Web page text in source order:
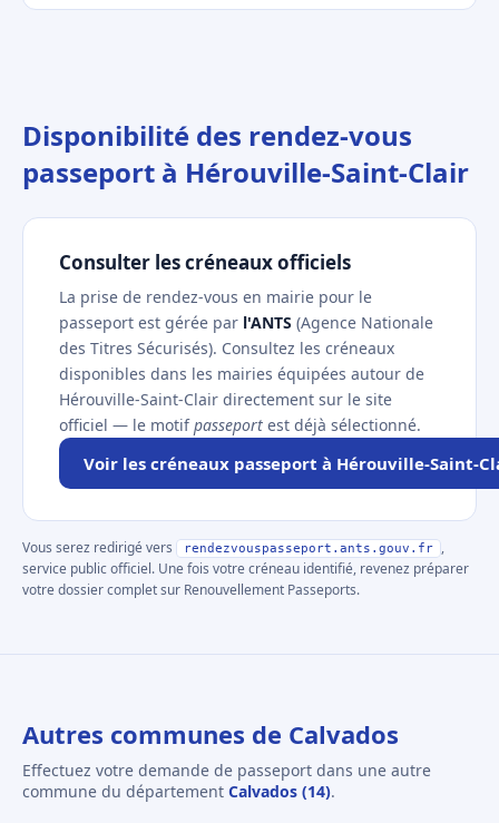
Disponibilité des rendez-vous
passeport à Hérouville-Saint-Clair
Consulter les créneaux officiels
La prise de rendez-vous en mairie pour le
passeport est gérée par l'ANTS (Agence Nationale
des Titres Sécurisés). Consultez les créneaux
disponibles dans les mairies équipées autour de
Hérouville-Saint-Clair directement sur le site
officiel — le motifpasseport est déjà sélectionné.
Voir les créneaux passeport à Hérouville-Saint-
Vous serez redirigé vers rendezvouspasseport.ants.gouv.fr
,
service public officiel. Une fois votre créneau identifié, revenez préparer
votre dossier complet sur Renouvellement Passeports.
Autres communes de Calvados
Effectuez votre demande de passeport dans une autre
commune du département Calvados (14).